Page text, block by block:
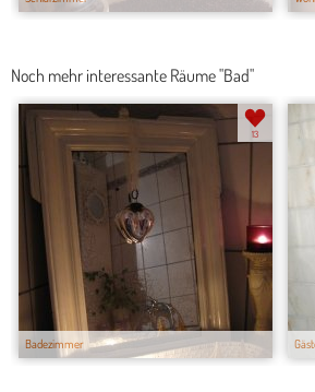
Noch mehr interessante Räume "Bad"
Badezimmer
13